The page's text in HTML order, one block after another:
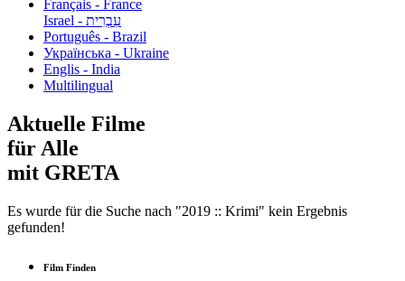
Français - France
עִבְרִית - Israel
Português - Brazil
Українська - Ukraine
Englis - India
Multilingual
Aktuelle Filme
für Alle
mit GRETA
Es wurde für die Suche nach "2019 :: Krimi" kein Ergebnis
gefunden!
Film Finden